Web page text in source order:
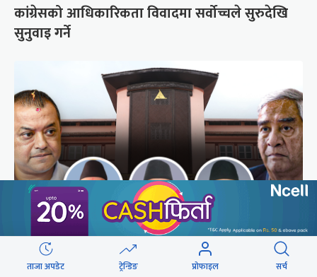
कांग्रेसको आधिकारिकता विवादमा सर्वोच्चले सुरुदेखि
सुनुवाइ गर्ने
अब सर्वोच्चले कसरी गर्छ कांग्रेस विवादको सुनुवाइ ?
ताजा अपडेट ट्रेन्डिङ प्रोफाइल सर्च